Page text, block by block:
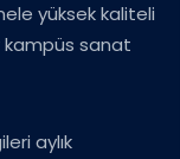
yüksek kaliteli
kampüs sanat
aylık